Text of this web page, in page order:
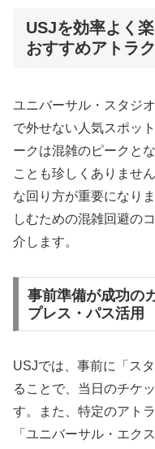
USJを効率よく
おすすめアトラ
ユニバーサル・スタジ
で外せない人気スポッ
ークは混雑のピークと
ことも珍しくありませ
な回り方が重要になり
しむための混雑回避の
介します。
事前準備が成功の
プレス・パス活用
USJでは、事前に「ス
ることで、当日のチケ
す。また、特定のアト
「ユニバーサル・エク